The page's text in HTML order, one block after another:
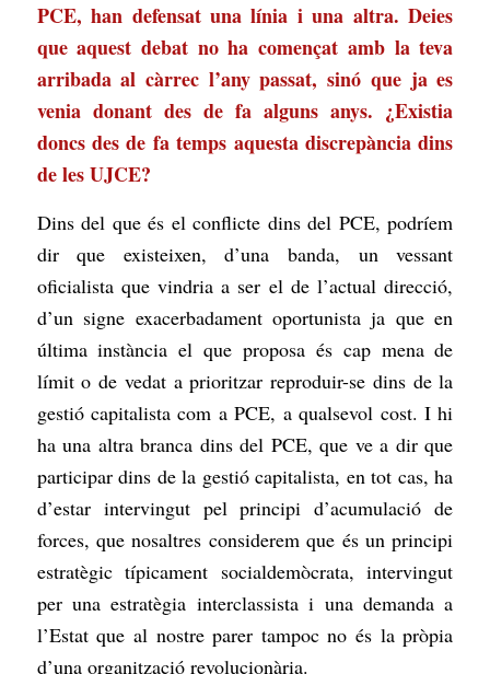
PCE, han defensat una línia i una altra. Deies
que aquest debat no ha començat amb la teva
arribada al càrrec l’any passat, sinó que ja es
venia donant des de fa alguns anys. ¿Existia
doncs des de fa temps aquesta discrepància dins
de les UJCE?
Dins del que és el conflicte dins del PCE, podríem
dir que existeixen, d’una banda, un vessant
oficialista que vindria a ser el de l’actual direcció,
d’un signe exacerbadament oportunista ja que en
última instància el que proposa és cap mena de
límit o de vedat a prioritzar reproduir-se dins de la
gestió capitalista com a PCE, a qualsevol cost. I hi
ha una altra branca dins del PCE, que ve a dir que
participar dins de la gestió capitalista, en tot cas, ha
d’estar intervingut pel principi d’acumulació de
forces, que nosaltres considerem que és un principi
estratègic típicament socialdemòcrata, intervingut
per una estratègia interclassista i una demanda a
l’Estat que al nostre parer tampoc no és la pròpia
d’una organització revolucionària.